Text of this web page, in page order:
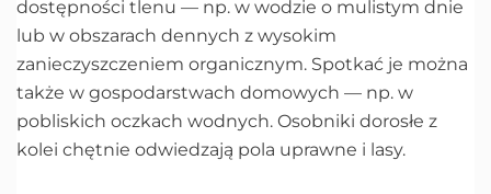
dostępności tlenu — np. w wodzie o mulistym dnie
lub w obszarach dennych z wysokim
zanieczyszczeniem organicznym. Spotkać je można
także w gospodarstwach domowych — np. w
pobliskich oczkach wodnych. Osobniki dorosłe z
kolei chętnie odwiedzają pola uprawne i lasy.